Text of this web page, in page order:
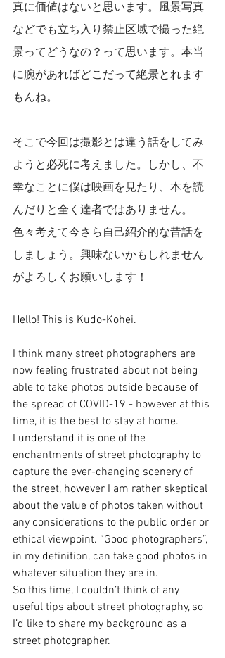
真に価値はないと思います。風景写真
などでも立ち入り禁止区域で撮った絶
景ってどうなの？って思います。本当
に腕があればどこだって絶景とれます
もんね。
そこで今回は撮影とは違う話をしてみ
ようと必死に考えました。しかし、不
幸なことに僕は映画を見たり、本を読
んだりと全く達者ではありません。
色々考えて今さら自己紹介的な昔話を
しましょう。興味ないかもしれません
がよろしくお願いします！
Hello! This is Kudo-Kohei.
I think many street photographers are
now feeling frustrated about not being
able to take photos outside because of
the spread of COVID-19 - however at this
time, it is the best to stay at home.
I understand it is one of the
enchantments of street photography to
capture the ever-changing scenery of
the street, however I am rather skeptical
about the value of photos taken without
any considerations to the public order or
ethical viewpoint. “Good photographers”,
in my definition, can take good photos in
whatever situation they are in.
So this time, I couldn’t think of any
useful tips about street photography, so
I’d like to share my background as a
street photographer.